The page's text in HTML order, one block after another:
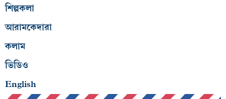
শিল্পকলা
আরামকেদারা
কলাম
ভিডিও
English